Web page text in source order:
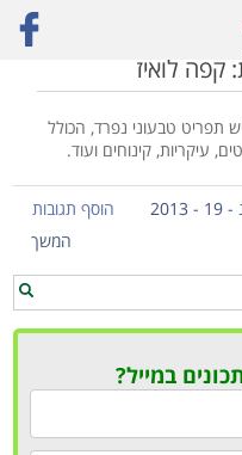
קפה לואיז
תפריט טבעוני נפרד, הכולל
עיקריות, קינוחים ועוד.
הוסף תגובות
המשך
במייל?